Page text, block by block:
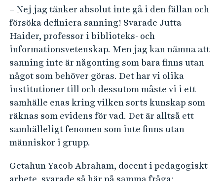
– Nej jag tänker absolut inte gå i den fällan och
försöka definiera sanning! Svarade Jutta
Haider, professor i biblioteks- och
informationsvetenskap. Men jag kan nämna att
sanning inte är någonting som bara finns utan
något som behöver göras. Det har vi olika
institutioner till och dessutom måste vi i ett
samhälle enas kring vilken sorts kunskap som
räknas som evidens för vad. Det är alltså ett
samhälleligt fenomen som inte finns utan
människor i grupp.
Getahun Yacob Abraham, docent i pedagogiskt
arbete, svarade så här på samma fråga: